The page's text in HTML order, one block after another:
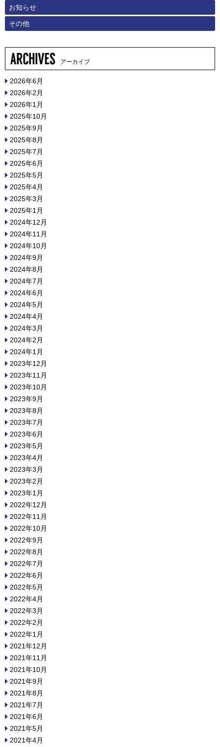
お知らせ
その他
アーカイブ
2026年6月
2026年2月
2026年1月
2025年10月
2025年9月
2025年8月
2025年7月
2025年6月
2025年5月
2025年4月
2025年3月
2025年1月
2024年12月
2024年11月
2024年10月
2024年9月
2024年8月
2024年7月
2024年6月
2024年5月
2024年4月
2024年3月
2024年2月
2024年1月
2023年12月
2023年11月
2023年10月
2023年9月
2023年8月
2023年7月
2023年6月
2023年5月
2023年4月
2023年3月
2023年2月
2023年1月
2022年12月
2022年11月
2022年10月
2022年9月
2022年8月
2022年7月
2022年6月
2022年5月
2022年4月
2022年3月
2022年2月
2022年1月
2021年12月
2021年11月
2021年10月
2021年9月
2021年8月
2021年7月
2021年6月
2021年5月
2021年4月